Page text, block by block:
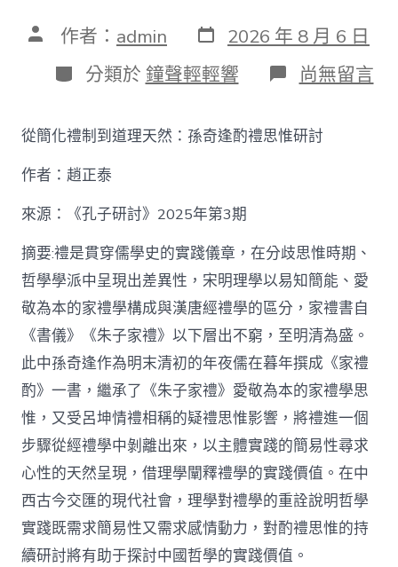
文 作者： admin 發
表
日
期
2026 年 8 月 6 日
分
類
分類於 鐘聲輕輕響 在
〈【趙
泰
找
空
間】
從
簡
化
禮
制
到
道
理
天
然：
孫
奇
逢
酌
禮
思
尚無留言
從簡化禮制到道理天然：孫奇逢酌禮思惟研討
作者：趙正泰
來源：《孔子研討》2025年第3期
摘要:禮是貫穿儒學史的實踐儀章，在分歧思惟時期、
哲學學派中呈現出差異性，宋明理學以易知簡能、愛
敬為本的家禮學構成與漢唐經禮學的區分，家禮書自
《書儀》《朱子家禮》以下層出不窮，至明清為盛。
此中孫奇逢作為明末清初的年夜儒在暮年撰成《家禮
酌》一書，繼承了《朱子家禮》愛敬為本的家禮學思
惟，又受呂坤情禮相稱的疑禮思惟影響，將禮進一個
步驟從經禮學中剝離出來，以主體實踐的簡易性尋求
心性的天然呈現，借理學闡釋禮學的實踐價值。在中
西古今交匯的現代社會，理學對禮學的重詮說明哲學
實踐既需求簡易性又需求感情動力，對酌禮思惟的持
續研討將有助于探討中國哲學的實踐價值。